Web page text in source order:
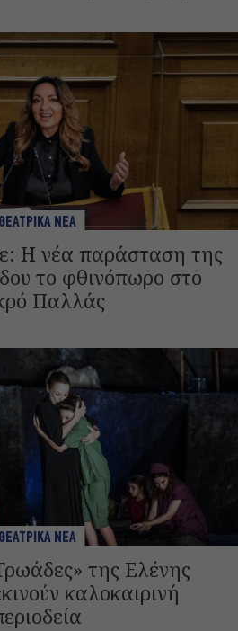
ΘΕΑΤΡΙΚΑ ΝΕΑ
Η νέα παράσταση της
το φθινόπωρο στο
Παλλάς
ΘΕΑΤΡΙΚΑ ΝΕΑ
της Ελένης
καλοκαιρινή